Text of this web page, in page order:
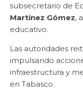
subsecretario de
Martínez Gómez,
educativo.
Las autoridades
impulsando
infraestructura y
en Tabasco.